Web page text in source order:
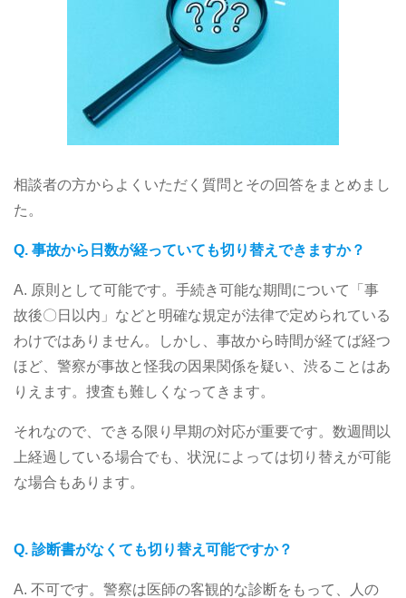
相談者の方からよくいただく質問とその回答をまとめまし
た。
Q. 事故から日数が経っていても切り替えできますか？
A. 原則として可能です。手続き可能な期間について「事
故後〇日以内」などと明確な規定が法律で定められている
わけではありません。しかし、事故から時間が経てば経つ
ほど、警察が事故と怪我の因果関係を疑い、渋ることはあ
りえます。捜査も難しくなってきます。
それなので、できる限り早期の対応が重要です。数週間以
上経過している場合でも、状況によっては切り替えが可能
な場合もあります。
Q. 診断書がなくても切り替え可能ですか？
A. 不可です。警察は医師の客観的な診断をもって、人の